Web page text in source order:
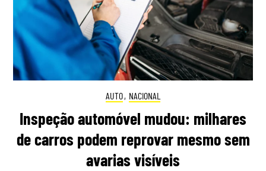
AUTO, NACIONAL
Inspeção automóvel mudou: milhares
de carros podem reprovar mesmo sem
avarias visíveis